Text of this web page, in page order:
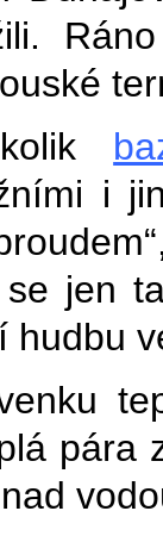
i
se jen
hudbu
pára